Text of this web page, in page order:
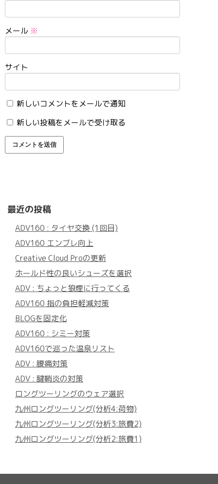
メール ※
サイト
新しいコメントをメールで通知
新しい投稿をメールで受け取る
最近の投稿
ADV160 : タイヤ交換 (1回目)
ADV160 エンブレ向上
Creative Cloud Proの更新
ホールド性の良いシューズを選択
ADV : ちょっと狼煙に行ってくる
ADV160 指の負担軽減対策
BLOGを固定化
ADV160 : シミー対策
ADV160で巡った温泉リスト
ADV : 腰痛対策
ADV : 腱鞘炎の対策
ロングツーリングのウェア選択
九州ロングツーリング(分析4:荷物)
九州ロングツーリング(分析3:旅費2)
九州ロングツーリング(分析2:旅費1)